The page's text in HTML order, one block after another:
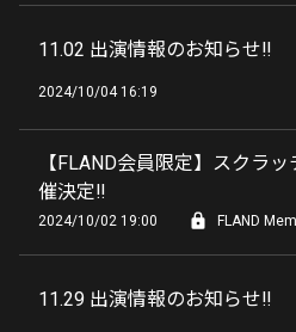
11.02 出演情報のお知らせ‼️
2024/10/04 16:19
【FLAND会員限定】スクラ
催決定‼️
2024/10/02 19:00 FLAND
11.29 出演情報のお知らせ‼️